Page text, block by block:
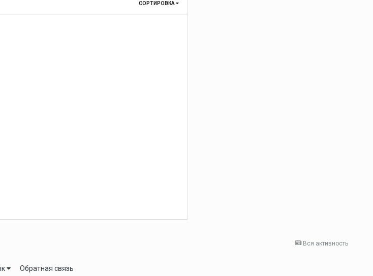
СОРТИРОВКА
Вся активность
Обратная связь